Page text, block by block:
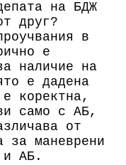
на БДЖ
друг?
в
е
наличие на
е дадена
коректна,
само с АБ,
от
за маневрени
и АБ.